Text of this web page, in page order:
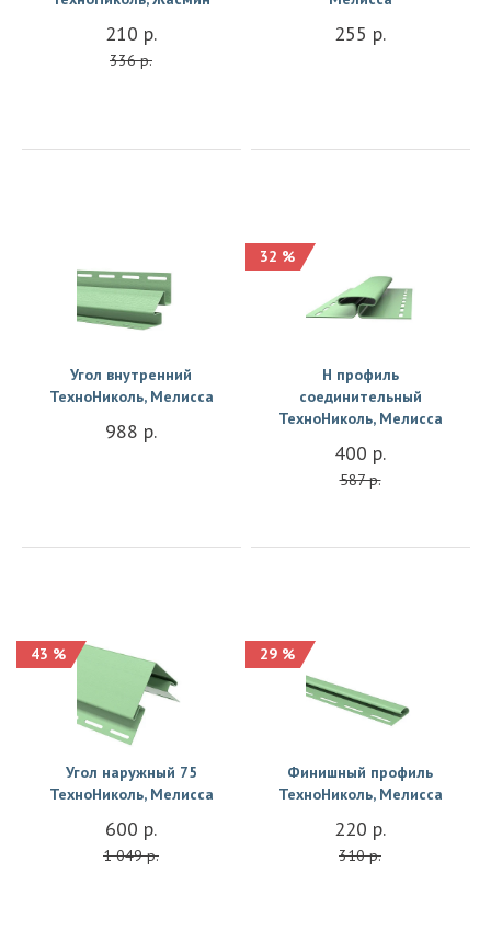
210 р.
336 р.
255 р.
Угол внутренний
ТехноНиколь, Мелисса
988 р.
Купить
32 %
H профиль
соединительный
ТехноНиколь, Мелисса
400 р.
587 р.
43 %
Угол наружный 75
ТехноНиколь, Мелисса
600 р.
1 049 р.
29 %
Финишный профиль
ТехноНиколь, Мелисса
220 р.
310 р.